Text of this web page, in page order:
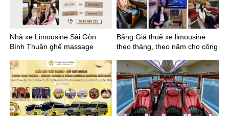
Nhà xe Limousine Sài Gòn
Bình Thuận ghế massage
Bảng Giá thuê xe limousine
theo tháng, theo năm cho công